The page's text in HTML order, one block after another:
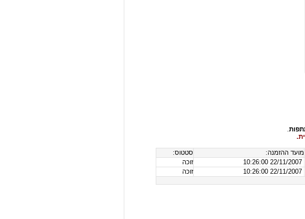
.
סטטוס: מועד ההזמנה:
זוכה
22/11/2007 10:26:00
זוכה
22/11/2007 10:26:00